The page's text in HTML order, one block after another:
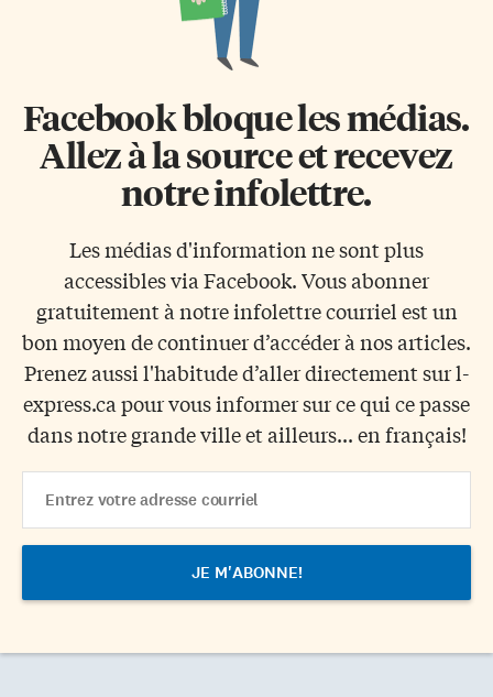
Facebook bloque les médias.
Allez à la source et recevez
notre infolettre.
Les médias d'information ne sont plus
accessibles via Facebook. Vous abonner
gratuitement à notre infolettre courriel est un
bon moyen de continuer d’accéder à nos articles.
Prenez aussi l'habitude d’aller directement sur l-
express.ca pour vous informer sur ce qui ce passe
dans notre grande ville et ailleurs... en français!
Address